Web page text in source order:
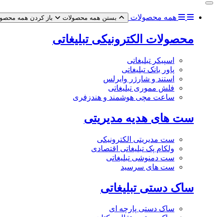
همه محصولات بستن همه محصولات باز کردن همه
محصولات الکترونیکی تبلیغاتی
اسپیکر تبلیغاتی
پاور بانک تبلیغاتی
استند و شارژر وایرلس
فلش مموری تبلیغاتی
ساعت مچی هوشمند و هندزفری
ست های هدیه مدیریتی
ست مدیریتی الکترونیکی
ولکام پک تبلیغاتی اقتصادی
ست دمنوشی تبلیغاتی
ست های سرسید
ساک دستی تبلیغاتی
ساک دستی پارچه ای